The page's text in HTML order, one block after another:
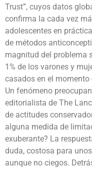
Trust”, cuyos datos
confirma la cada vez
adolescentes en
de métodos
magnitud del problema
1% de los varones y
casados en el
Un fenómeno
editorialista de The
de actitudes
alguna medida de
exuberante? La
duda, costosa para
aunque no ciegos.